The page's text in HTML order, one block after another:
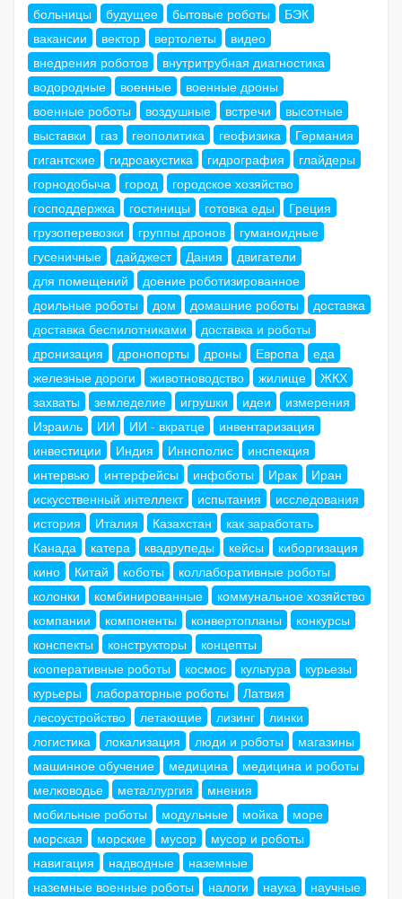
больницы будущее бытовые роботы
БЭК
вакансии
вектор вертолеты
видео
внедрения роботов
внутритрубная диагностика
водородные
военные
военные дроны
военные роботы
воздушные встречи
высотные
выставки
газ геополитика геофизика
Германия
гигантские
гидроакустика гидрография
глайдеры
горнодобыча
город
городское хозяйство
господдержка
гостиницы готовка еды
Греция
грузоперевозки
группы дронов
гуманоидные
гусеничные
дайджест Дания
двигатели
для помещений
доение роботизированное
доильные роботы
дом домашние роботы
доставка
доставка беспилотниками
доставка и роботы
дронизация
дронопорты дроны Европа
еда
железные дороги
животноводство жилище
ЖКХ
захваты
земледелие игрушки идеи
измерения
Израиль
ИИ ИИ - вкратце
инвентаризация
инвестиции
Индия Иннополис
инспекция
интервью
интерфейсы инфоботы Ирак
Иран
искусственный интеллект
испытания
исследования
история
Италия Казахстан
как заработать
Канада
катера квадрупеды кейсы
киборгизация
кино
Китай коботы
коллаборативные роботы
колонки
комбинированные
коммунальное хозяйство
компании
компоненты конвертопланы
конкурсы
конспекты
конструкторы
концепты
кооперативные роботы
космос культура
курьезы
курьеры
лабораторные роботы
Латвия
лесоустройство
летающие лизинг
линки
логистика
локализация люди и роботы
магазины
машинное обучение
медицина
медицина и роботы
мелководье
металлургия
мнения
мобильные роботы
модульные мойка
море
морская
морские мусор
мусор и роботы
навигация
надводные
наземные
наземные военные роботы
налоги наука
научные